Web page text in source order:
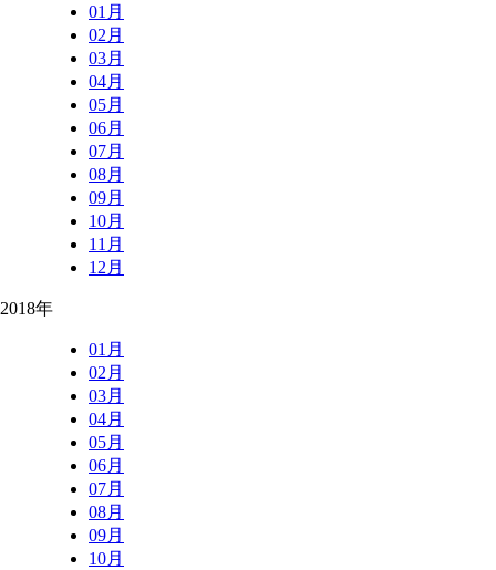
01月
02月
03月
04月
05月
06月
07月
08月
09月
10月
11月
12月
2018年
01月
02月
03月
04月
05月
06月
07月
08月
09月
10月